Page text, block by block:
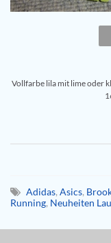
Vollfarbe lila mit lime oder
Adidas, Asics,
Running, Neuheiten